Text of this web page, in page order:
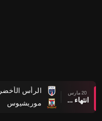
20 مارس
انتهاء وقت المباراة
الرأس الأخضر
موريشيوس